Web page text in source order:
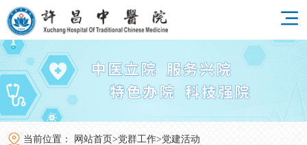
当前位置： 网站首页>党群工作>党建活动